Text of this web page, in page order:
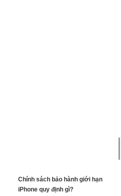
Chính sách bảo hành giới hạn
iPhone quy định gì?